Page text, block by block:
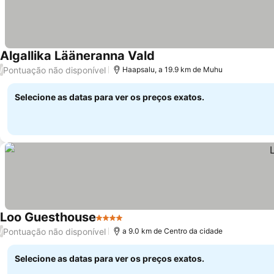
Algallika Lääneranna Vald
/Pontuação não disponível Haapsalu, a 19.9 km de Muhu
Selecione as datas para ver os preços exatos.
Loo Guesthouse4 Estrelas
/Pontuação não disponível a 9.0 km de Centro da cidade
Selecione as datas para ver os preços exatos.